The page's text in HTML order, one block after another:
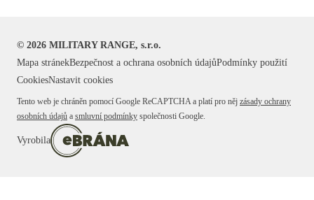
© 2026 MILITARY RANGE, s.r.o.
Mapa stránekBezpečnost a ochrana osobních údajůPodmínky použití
CookiesNastavit cookies
Tento web je chráněn pomocí Google ReCAPTCHA a platí pro něj zásady ochrany
osobních údajů a smluvní podmínky společnosti Google.
Vyrobila